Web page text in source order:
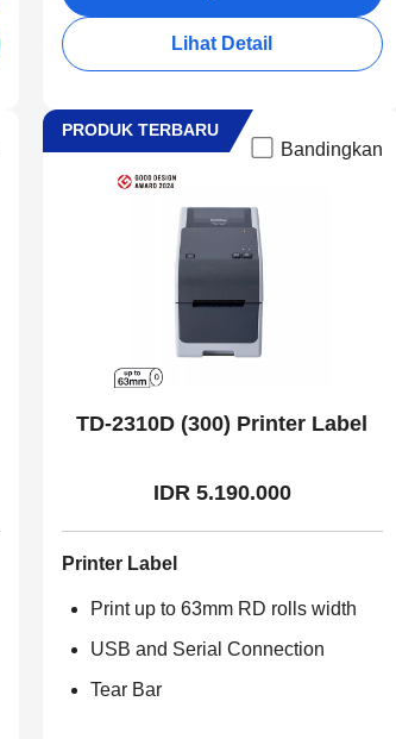
Lihat Detail
PRODUK TERBARU
Bandingkan
TD-2310D (300) Printer Label
IDR 5.190.000
Printer Label
Print up to 63mm RD rolls width
USB and Serial Connection
Tear Bar